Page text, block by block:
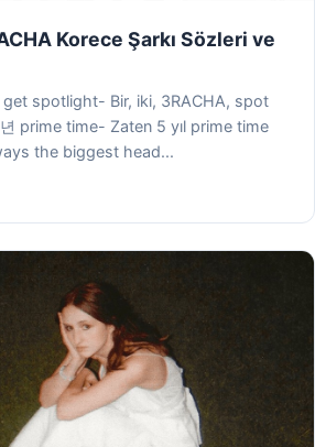
Korece Şarkı Sözleri ve
get spotlight- Bir, iki, 3RACHA, spot
년 prime time- Zaten 5 yıl prime time
the biggest head...